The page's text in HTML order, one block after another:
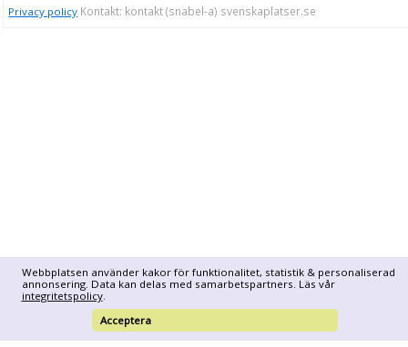
Webbplatsen använder kakor för funktionalitet, statistik & personaliserad
annonsering. Data kan delas med samarbetspartners. Läs vår
integritetspolicy.
Acceptera
Privacy policy Kontakt: kontakt (snabel-a) svenskaplatser.se